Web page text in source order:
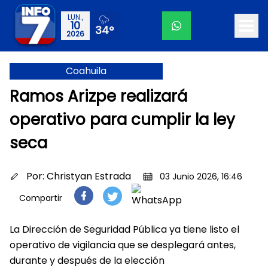
LUN.,
10
2026 34°
Coahuila
Ramos Arizpe realizará
operativo para cumplir la ley
seca
Por: Christyan Estrada
03 Junio 2026, 16:46
Compartir
La Dirección de Seguridad Pública ya tiene listo el
operativo de vigilancia que se desplegará antes,
durante y después de la elección